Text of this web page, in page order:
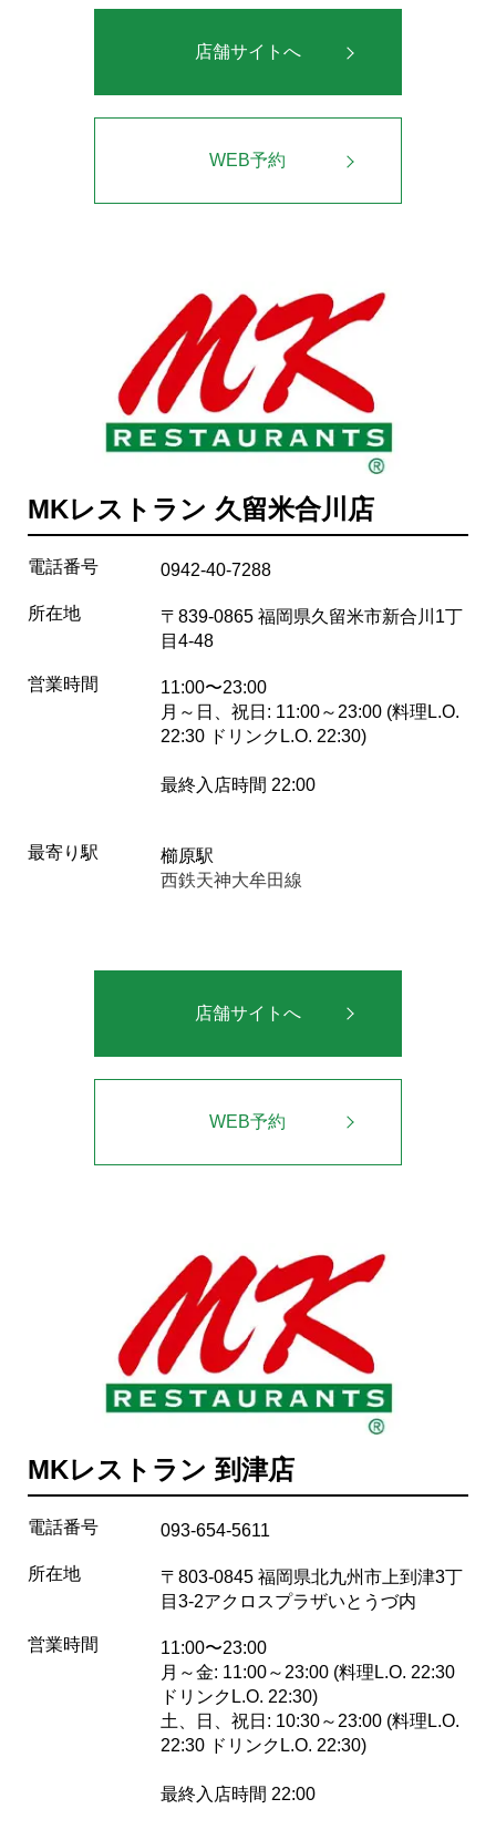
店舗サイトへ
WEB予約
MKレストラン 久留米合川店
電話番号 0942-40-7288
所在地
〒839-0865 福岡県久留米市新合川1丁
目4-48
営業時間
11:00〜23:00
月～日、祝日: 11:00～23:00 (料理L.O.
22:30 ドリンクL.O. 22:30)
最終入店時間 22:00
最寄り駅
櫛原駅
西鉄天神大牟田線
店舗サイトへ
WEB予約
MKレストラン 到津店
電話番号 093-654-5611
所在地
〒803-0845 福岡県北九州市上到津3丁
目3-2アクロスプラザいとうづ内
営業時間
11:00〜23:00
月～金: 11:00～23:00 (料理L.O. 22:30
ドリンクL.O. 22:30)
土、日、祝日: 10:30～23:00 (料理L.O.
22:30 ドリンクL.O. 22:30)
最終入店時間 22:00